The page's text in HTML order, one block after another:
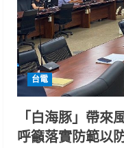
台電
「白海豚」帶
呼籲落實防範以